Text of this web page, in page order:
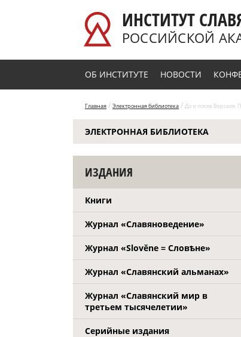
ИНСТИТУТ
РОССИЙСКОЙ
ОБ ИНСТИТУТЕ НОВОСТИ
Главная / Электронная библиотека / До и после Версаля.
ЭЛЕКТРОННАЯ БИБЛИОТЕКА
ИЗДАНИЯ
Книги
Журнал «Славяноведение»
Журнал «Slověne = Словѣне»
Журнал «Славянский альманах»
Журнал «Славянский мир в
третьем тысячелетии»
Серийные издания